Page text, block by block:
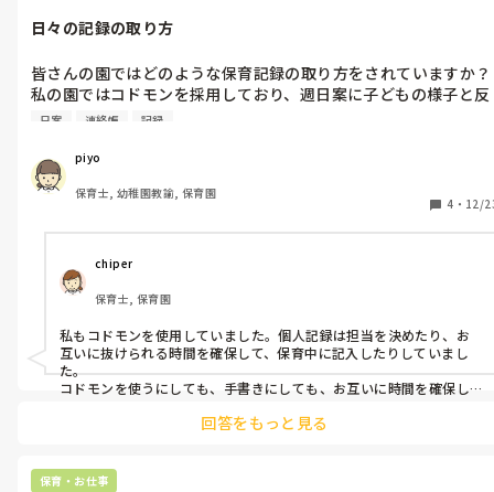
日々の記録の取り方
皆さんの園ではどのような保育記録の取り方をされていますか？
私の園ではコドモンを採用しており、週日案に子どもの様子と反
省を書き、各々の個人記録を2行ほどつけています。個人記録を
返事などほかの業務もあり、それが精一杯……といった現状で
す。何か効率のいいやり方があればご教授いただきたいです。
日案 連絡帳 記録
piyo
保育士, 幼稚園教諭, 保育園
4 ・ 12/
chiper
保育士, 保育園
私もコドモンを使用していました。個人記録は担当を決めたり、お
互いに抜けられる時間を確保して、保育中に記入したりしていまし
た。
コドモンを使うにしても、手書きにしても、お互いに時間を確保し
周囲の方と協力し合うことは可能でしょうか？一度、お話し合いを
回答をもっと見る
保育・お仕事